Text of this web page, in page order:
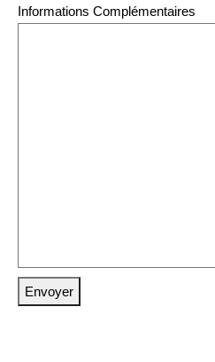
Informations Complémentaires